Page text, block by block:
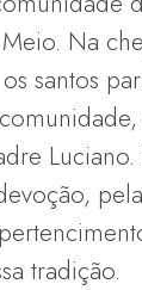
Na
santos
tradição.